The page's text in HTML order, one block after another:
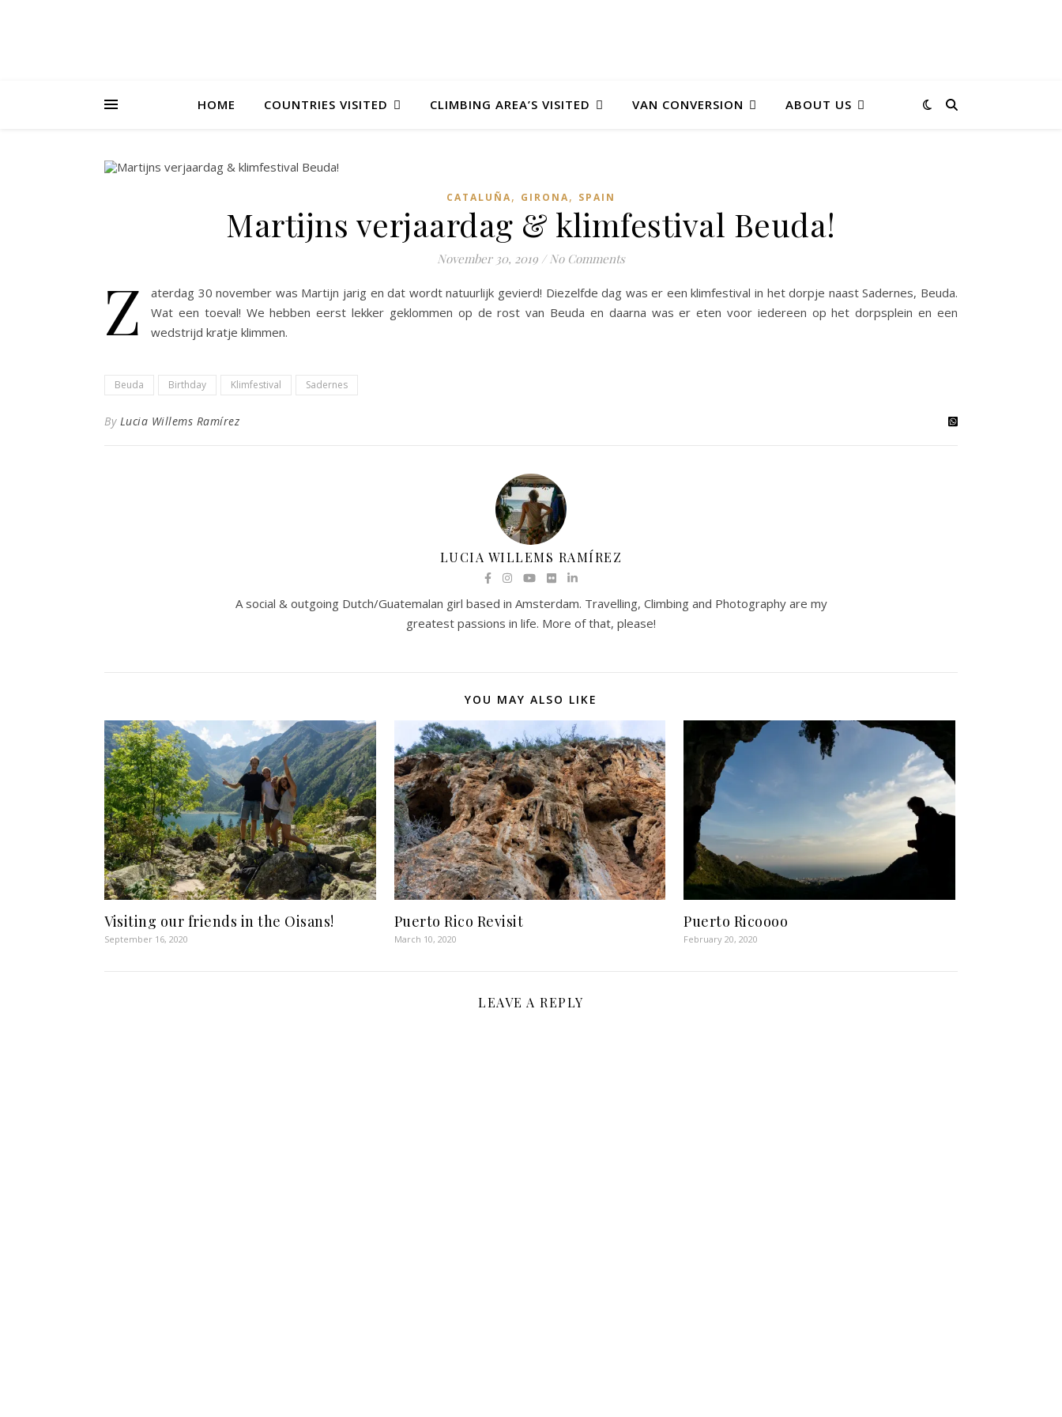
HOME COUNTRIES VISITED CLIMBING AREA’S VISITED VAN CONVERSION ABOUT US
CATALUÑA, GIRONA, SPAIN
Martijns verjaardag & klimfestival Beuda!
November 30, 2019 / No Comments
Z
aterdag 30 november was Martijn jarig en dat wordt natuurlijk gevierd! Diezelfde dag was er een klimfestival in het dorpje naast Sadernes, Beuda.
Wat een toeval! We hebben eerst lekker geklommen op de rost van Beuda en daarna was er eten voor iedereen op het dorpsplein en een
wedstrijd kratje klimmen.
Beuda Birthday Klimfestival Sadernes
By Lucia Willems Ramírez
LUCIA WILLEMS RAMÍREZ
A social & outgoing Dutch/Guatemalan girl based in Amsterdam. Travelling, Climbing and Photography are my
greatest passions in life. More of that, please!
YOU MAY ALSO LIKE
Visiting our friends in the Oisans!
September 16, 2020
Puerto Rico Revisit
March 10, 2020
Puerto Ricoooo
February 20, 2020
LEAVE A REPLY